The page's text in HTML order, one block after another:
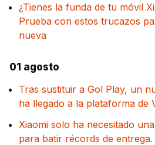
¿Tienes la funda de tu móvil
Prueba con estos trucazos
nueva
01 agosto
Tras sustituir a Gol Play, un
ha llegado a la plataforma de
Xiaomi solo ha necesitado
para batir récords de